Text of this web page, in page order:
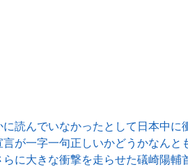
読んでいなかったとして日本中に
言が一字一句正しいかどうかなんと
に大きな衝撃を走らせた礒崎陽輔